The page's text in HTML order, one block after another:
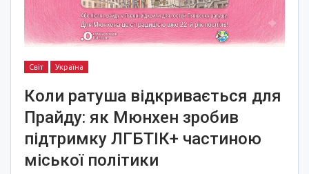
Світ Україна
Коли ратуша відкривається для
Прайду: як Мюнхен зробив
підтримку ЛГБТІК+ частиною
міської політики